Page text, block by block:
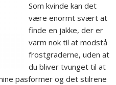
Som kvinde kan det
være enormt svært at
finde en jakke, der er
varm nok til at modstå
frostgraderne, uden at
du bliver tvunget til at
pasformer og det stilrene